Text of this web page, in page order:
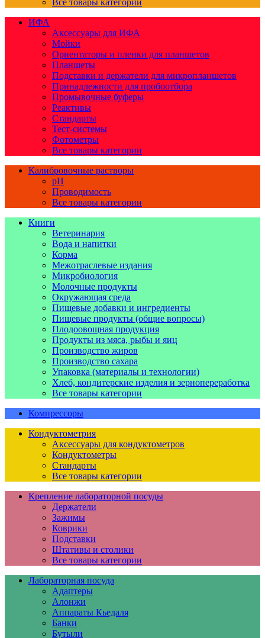
Все товары категории
ИФА
Аксессуары для ИФА
Мойки
Ориентаторы и пленки для планшетов
Планшеты
Подставки и держатели для микропланшетов
Принадлежности для пробоотбора
Промывочные буферы
Реактивы
Стандарты
Тест-системы
Фотометры
Все товары категории
Калибровочные растворы
pH
Проводимость
Все товары категории
Книги
Ветеринария
Вода и напитки
Корма
Межотраслевые издания
Микробиология
Молочные продукты
Окружающая среда
Пищевые добавки и ингредиенты
Пищевые продукты (общие вопросы)
Плодоовощная продукция
Продукты из мяса, рыбы и яиц
Производство жиров
Производство сахара
Упаковка (материалы и технологии)
Хлеб, кондитерские изделия и зернопереработка
Все товары категории
Компрессоры
Кондуктометрия
Аксессуары для кондуктометров
Кондуктометры
Стандарты
Все товары категории
Крепление лабораторной посуды
Держатели
Зажимы
Коврики
Подставки
Штативы и столики
Все товары категории
Лабораторная посуда
Адаптеры
Алонжи
Аппараты Кьедаля
Банки
Бутыли